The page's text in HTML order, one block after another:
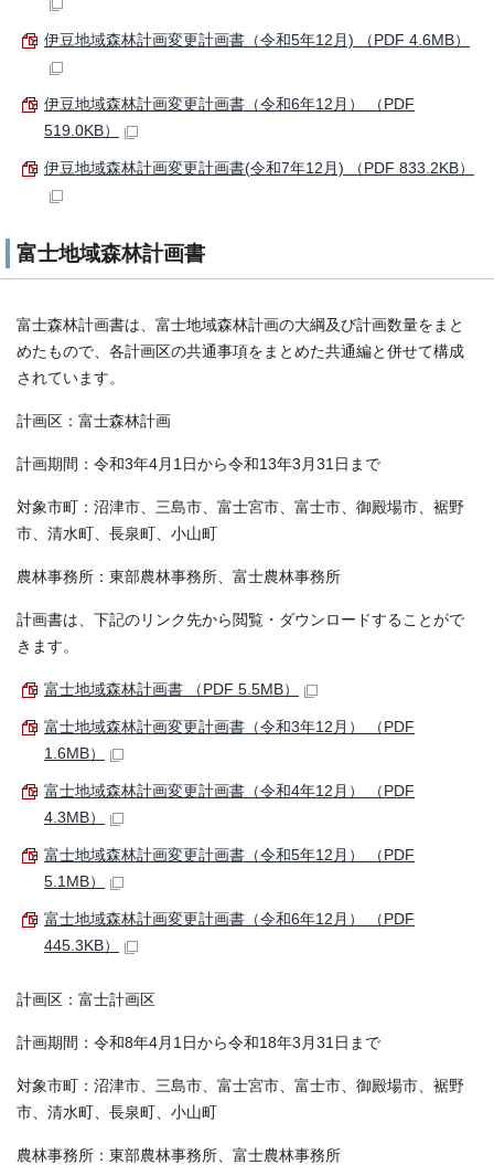
伊豆地域森林計画変更計画書（令和5年12月) （PDF 4.6MB）
伊豆地域森林計画変更計画書（令和6年12月） （PDF
519.0KB）
伊豆地域森林計画変更計画書(令和7年12月) （PDF 833.2KB）
富士地域森林計画書
富士森林計画書は、富士地域森林計画の大綱及び計画数量をまと
めたもので、各計画区の共通事項をまとめた共通編と併せて構成
されています。
計画区：富士森林計画
計画期間：令和3年4月1日から令和13年3月31日まで
対象市町：沼津市、三島市、富士宮市、富士市、御殿場市、裾野
市、清水町、長泉町、小山町
農林事務所：東部農林事務所、富士農林事務所
計画書は、下記のリンク先から閲覧・ダウンロードすることがで
きます。
富士地域森林計画書 （PDF 5.5MB）
富士地域森林計画変更計画書（令和3年12月） （PDF
1.6MB）
富士地域森林計画変更計画書（令和4年12月） （PDF
4.3MB）
富士地域森林計画変更計画書（令和5年12月） （PDF
5.1MB）
富士地域森林計画変更計画書（令和6年12月） （PDF
445.3KB）
計画区：富士計画区
計画期間：令和8年4月1日から令和18年3月31日まで
対象市町：沼津市、三島市、富士宮市、富士市、御殿場市、裾野
市、清水町、長泉町、小山町
農林事務所：東部農林事務所、富士農林事務所